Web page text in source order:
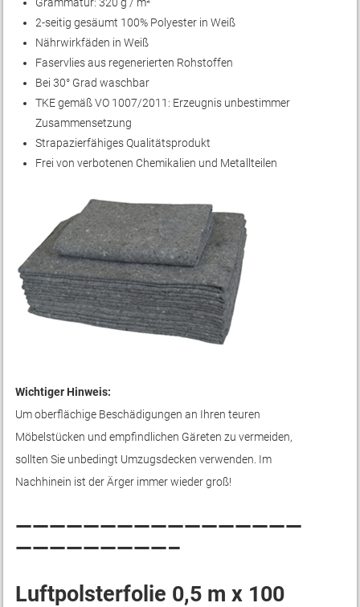
2-seitig gesäumt 100% Polyester in Weiß
Nährwirkfäden in Weiß
Faservlies aus regenerierten Rohstoffen
Bei 30° Grad waschbar
TKE gemäß VO 1007/2011: Erzeugnis unbestimmer
Zusammensetzung
Strapazierfähiges Qualitätsprodukt
Frei von verbotenen Chemikalien und Metallteilen
Wichtiger Hinweis:
Um oberflächige Beschädigungen an Ihren teuren
Möbelstücken und empfindlichen Gäreten zu vermeiden,
sollten Sie unbedingt Umzugsdecken verwenden. Im
Nachhinein ist der Ärger immer wieder groß!
—————————————————
—————————–
Luftpolsterfolie 0,5 m x 100